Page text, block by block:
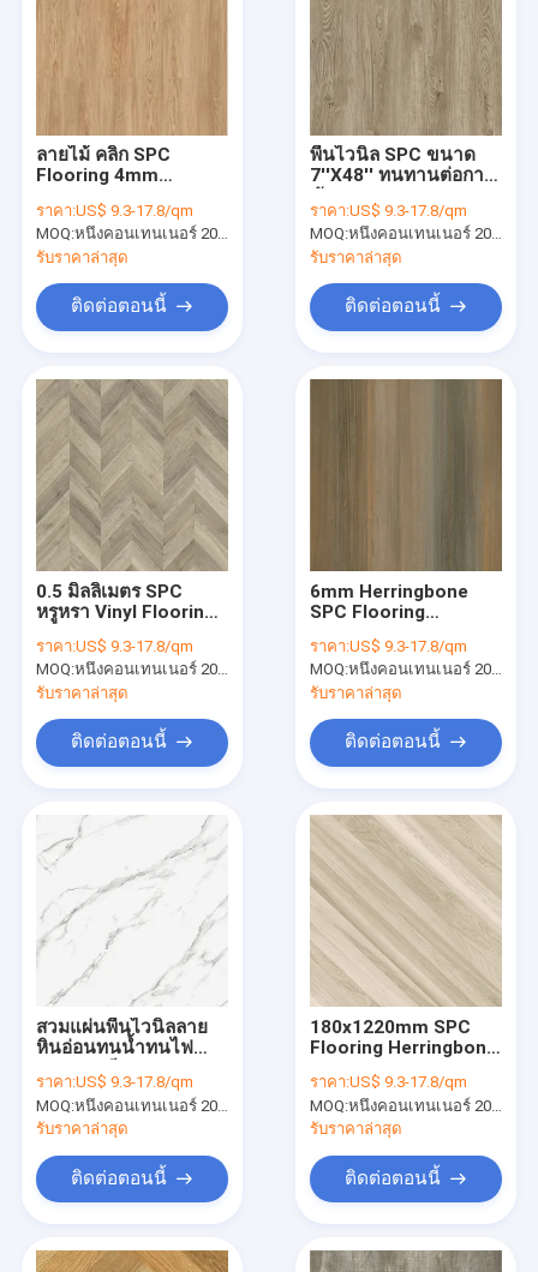
บ้าน
สินค้า
แสดง VR
เกี่ยวกับเรา
ทัวร์โรงงาน
ควบคุมคุณภาพ
ลายไม้ คลิก SPC
Flooring 4mm
GKBM Greenpy SY-
W1002
ราคา:US$ 9.3-17.8/qm
MOQ:หนึ่งคอนเทนเนอร์ 20FT หรือ 2500 ตารางเมตร
รับราคาล่าสุด
ติดต่อตอนนี้
พื้นไวนิล SPC ขนาด
7''X48'' ทนทานต่อการ
ราคา:US$ 9.3-17.8/qm
MOQ:หนึ่งคอนเทนเนอร์ 20FT หรือ 2500 ตารางเมตร
รับราคาล่าสุด
ติดต่อตอนนี้
0.5 มิลลิเมตร SPC
หรูหรา Vinyl Flooring
ราคา:US$ 9.3-17.8/qm
MOQ:หนึ่งคอนเทนเนอร์ 20FT หรือ 2500 ตารางเมตร
รับราคาล่าสุด
ติดต่อตอนนี้
6mm Herringbone
SPC Flooring
Incombustible Unilin
คลิก Burlywood Wood
Grain GKBM FT-
W29171-2
ราคา:US$ 9.3-17.8/qm
MOQ:หนึ่งคอนเทนเนอร์ 20FT หรือ 2500 ตารางเมตร
รับราคาล่าสุด
ติดต่อตอนนี้
สวมแผ่นพื้นไวนิลลาย
หินอ่อนทนน้ำทนไฟ
Greenpy GL-S5539-1
ราคา:US$ 9.3-17.8/qm
MOQ:หนึ่งคอนเทนเนอร์ 20FT หรือ 2500 ตารางเมตร
รับราคาล่าสุด
ติดต่อตอนนี้
180x1220mm SPC
Flooring Herringbone
Fireproof คลิก GKBM
FT-W29119AB-5
ราคา:US$ 9.3-17.8/qm
MOQ:หนึ่งคอนเทนเนอร์ 20FT หรือ 2500 ตารางเมตร
รับราคาล่าสุด
ติดต่อตอนนี้